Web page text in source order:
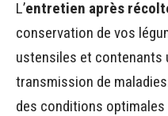
L’entretien après
conservation de vos
ustensiles et contenants
transmission de
des conditions